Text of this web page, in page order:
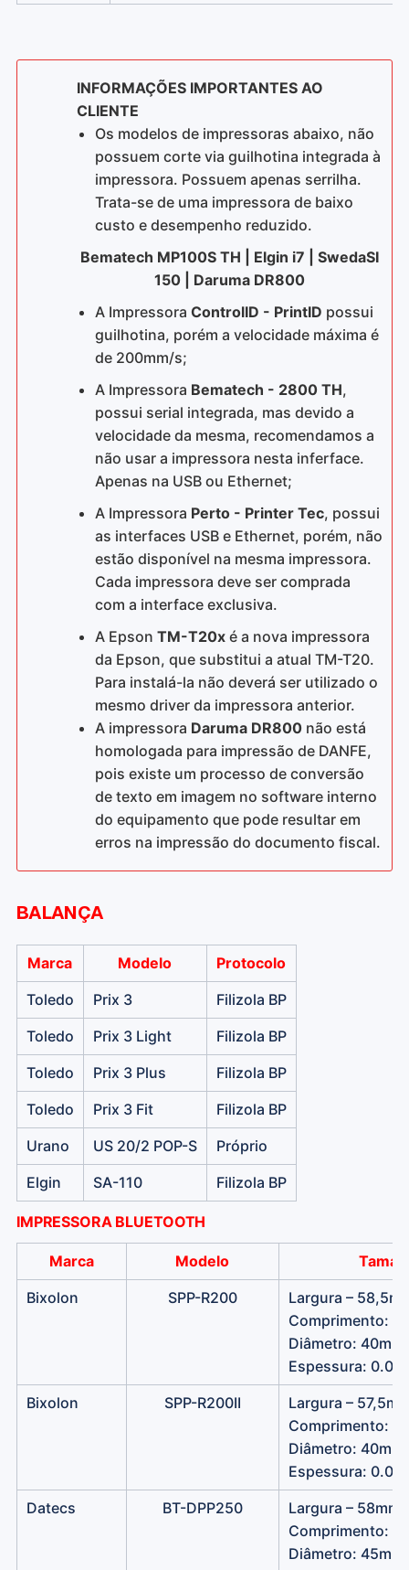
INFORMAÇÕES IMPORTANTES AO
CLIENTE
Os modelos de impressoras abaixo, não
possuem corte via guilhotina integrada à
impressora. Possuem apenas serrilha.
Trata-se de uma impressora de baixo
custo e desempenho reduzido.
Bematech MP100S TH | Elgin i7 | SwedaSI
150 | Daruma DR800
A Impressora ControlID - PrintID possui
guilhotina, porém a velocidade máxima é
de 200mm/s;
A Impressora Bematech - 2800 TH,
possui serial integrada, mas devido a
velocidade da mesma, recomendamos a
não usar a impressora nesta inferface.
Apenas na USB ou Ethernet;
A Impressora Perto - Printer Tec, possui
as interfaces USB e Ethernet, porém, não
estão disponível na mesma impressora.
Cada impressora deve ser comprada
com a interface exclusiva.
A Epson TM-T20x é a nova impressora
da Epson, que substitui a atual TM-T20.
Para instalá-la não deverá ser utilizado o
mesmo driver da impressora anterior.
A impressora Daruma DR800 não está
homologada para impressão de DANFE,
pois existe um processo de conversão
de texto em imagem no software interno
do equipamento que pode resultar em
erros na impressão do documento fiscal.
BALANÇA
Marca Modelo
Protocolo
Toledo
Prix 3
Filizola BP
Toledo
Prix 3 Light
Filizola BP
Toledo
Prix 3 Plus
Filizola BP
Toledo
Prix 3 Fit
Filizola BP
Urano
US 20/2 POP-S
Próprio
Elgin
SA-110 Filizola BP
IMPRESSORA BLUETOOTH
Marca Modelo
Bixolon
SPP-R200
Largura –
Comprimento:
Diâmetro: 40mm
Espessura:
Bixolon
SPP-R200II
Largura –
Comprimento:
Diâmetro: 40mm
Espessura:
Datecs
BT-DPP250
Largura – 58mm
Comprimento:
Diâmetro: 45mm